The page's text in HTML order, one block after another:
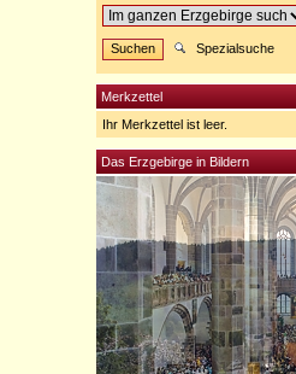
Spezialsuche
Merkzettel
Ihr Merkzettel ist leer.
Das Erzgebirge in Bildern